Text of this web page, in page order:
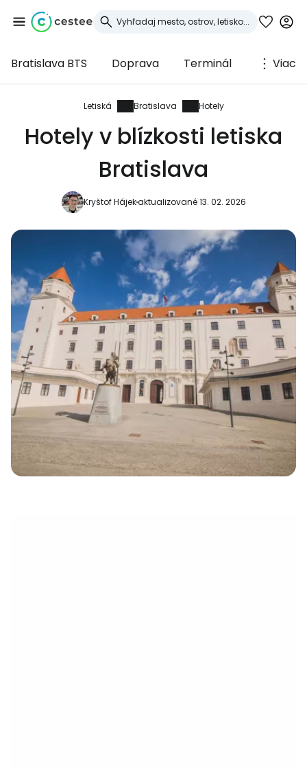
Bratislava BTS Doprava Terminál Viac
Letiská Bratislava Hotely
Hotely v blízkosti letiska
Bratislava
Kryštof Hájekaktualizované 13. 02. 2026
Prihláste sa do
služby Cestee
... celosvetovej komunity cestovateľov
Pokračovať na Facebooku
Pokračovať s e-mailom